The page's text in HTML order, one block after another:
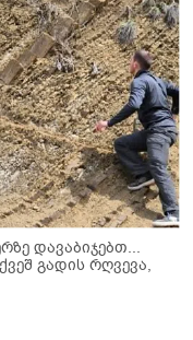
დავაბიჯებთ...
გადის რღვევა,